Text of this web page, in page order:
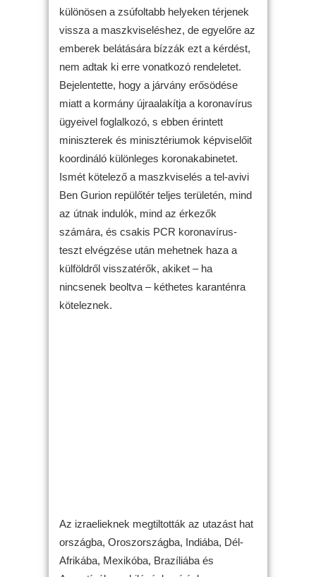
különösen a zsúfoltabb helyeken térjenek
vissza a maszkviseléshez, de egyelőre az
emberek belátására bízzák ezt a kérdést,
nem adtak ki erre vonatkozó rendeletet.
Bejelentette, hogy a járvány erősödése
miatt a kormány újraalakítja a koronavírus
ügyeivel foglalkozó, s ebben érintett
miniszterek és minisztériumok képviselőit
koordináló különleges koronakabinetet.
Ismét kötelező a maszkviselés a tel-avivi
Ben Gurion repülőtér teljes területén, mind
az útnak indulók, mind az érkezők
számára, és csakis PCR koronavírus-
teszt elvégzése után mehetnek haza a
külföldről visszatérők, akiket – ha
nincsenek beoltva – kéthetes karanténra
köteleznek.
Az izraelieknek megtiltották az utazást hat
országba, Oroszországba, Indiába, Dél-
Afrikába, Mexikóba, Brazíliába és